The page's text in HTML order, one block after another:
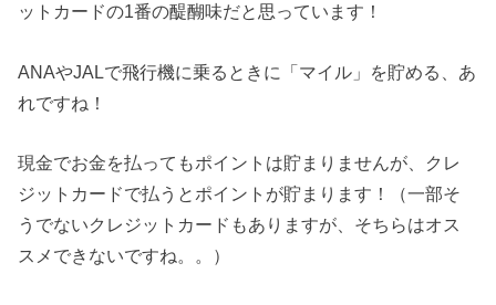
ットカードの1番の醍醐味だと思っています！
ANAやJALで飛行機に乗るときに「マイル」を貯める、あ
れですね！
現金でお金を払ってもポイントは貯まりませんが、クレ
ジットカードで払うとポイントが貯まります！（一部そ
うでないクレジットカードもありますが、そちらはオス
スメできないですね。。）